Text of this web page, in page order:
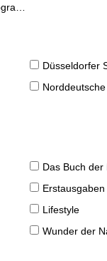
Düsseldorfer
Das Buch der
Erstausgaben
Lifestyle
Wunder der